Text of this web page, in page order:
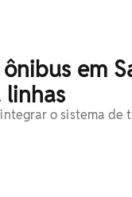
em
linhas
o sistema